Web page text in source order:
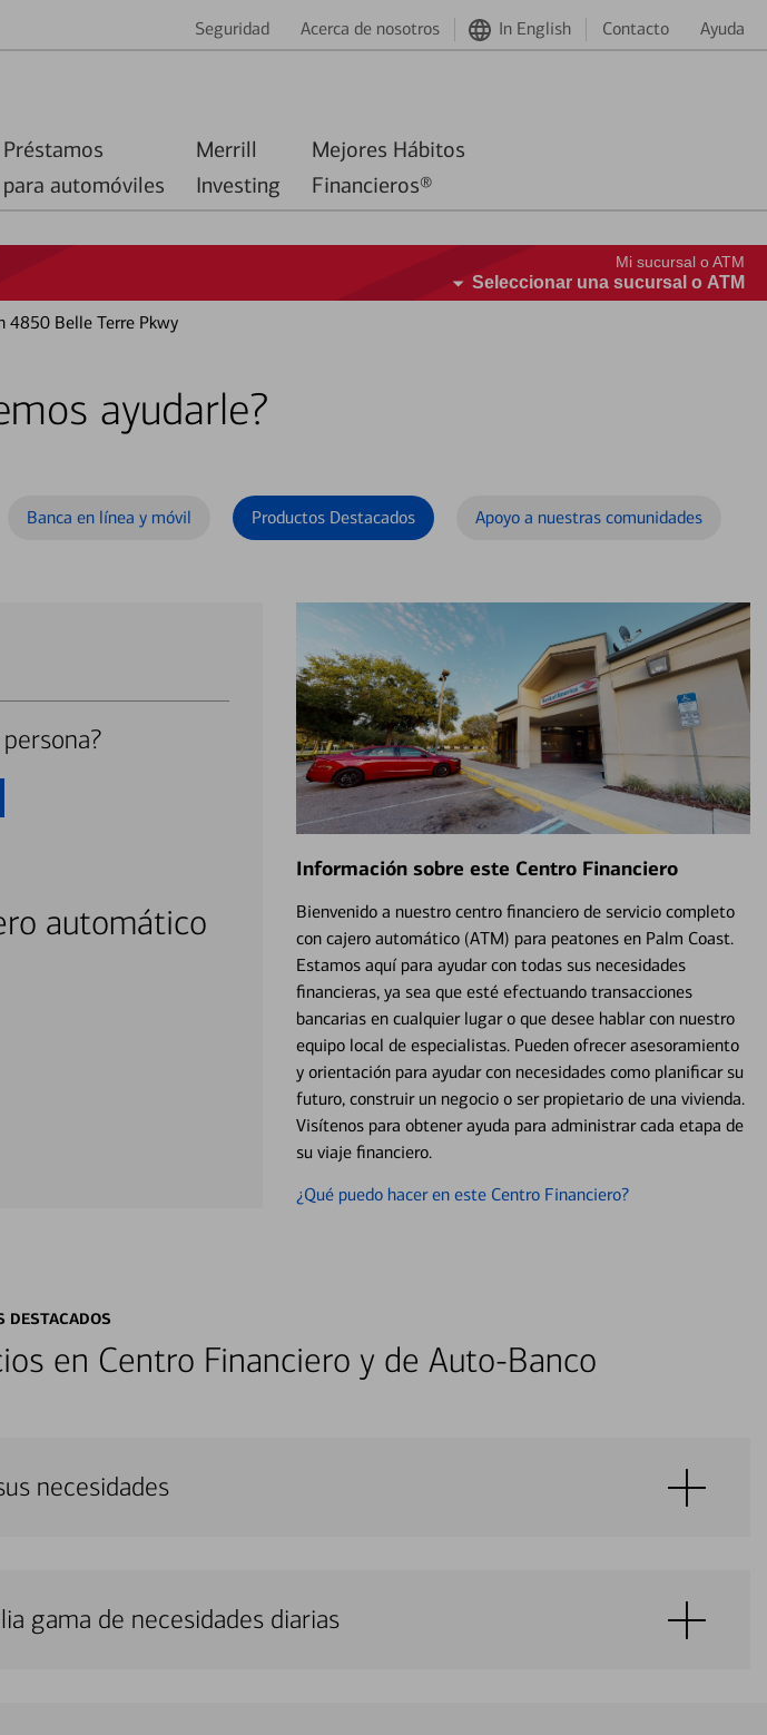
Seguridad Acerca de nosotros In English Contacto Ayuda
Préstamos
para automóviles
Merrill
Investing
Mejores Hábitos
Financieros®
Mi sucursal o ATM
Seleccionar una sucursal o ATM
4850 Belle Terre Pkwy
ayudarle?
Banca en línea y móvil Productos Destacados Apoyo a nuestras comunidades
automático
Información sobre este Centro Financiero
Bienvenido a nuestro centro financiero de servicio completo
con cajero automático (ATM) para peatones en Palm Coast.
Estamos aquí para ayudar con todas sus necesidades
financieras, ya sea que esté efectuando transacciones
bancarias en cualquier lugar o que desee hablar con nuestro
equipo local de especialistas. Pueden ofrecer asesoramiento
y orientación para ayudar con necesidades como planificar su
futuro, construir un negocio o ser propietario de una vivienda.
Visítenos para obtener ayuda para administrar cada etapa de
su viaje financiero.
¿Qué puedo hacer en este Centro Financiero?
DESTACADOS
en Centro Financiero y de Auto-Banco
necesidades
gama de necesidades diarias